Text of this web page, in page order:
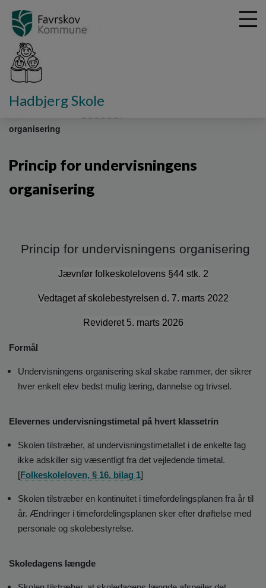
Hadbjerg Skole
Værdigrundlag
organisering
Princip for undervisningens
organisering
Princip for undervisningens organisering
Jævnfør folkeskolelovens §44 stk. 2
Vedtaget af skolebestyrelsen d. 7. marts 2022
Revideret 5. marts 2026
Formål
Undervisningens organisering skal skabe rammer, der sikrer
hver enkelt elev bedst mulig læring, dannelse og trivsel.
Elevernes undervisningstimetal på hvert klassetrin
Skolen tilstræber, at undervisningstimetallet i de enkelte fag
ikke adskiller sig væsentligt fra det vejledende timetal.
[Folkeskoleloven, § 16, bilag 1]
Skolen tilstræber en kontinuitet i timefordelingsplanen fra år til
år. Ændringer i timefordelingsplanen sker efter drøftelse med
personale og skolebestyrelse.
Skoledagens længde